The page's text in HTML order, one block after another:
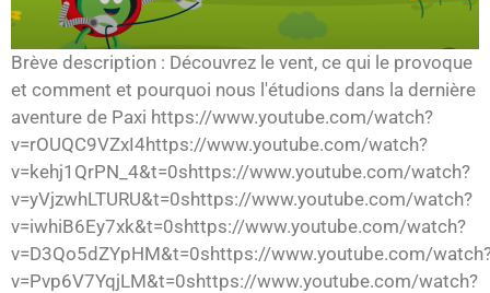
Brève description : Découvrez le vent, ce qui le provoque
et comment et pourquoi nous l'étudions dans la dernière
aventure de Paxi https://www.youtube.com/watch?
v=rOUQC9VZxI4https://www.youtube.com/watch?
v=kehj1QrPN_4&t=0shttps://www.youtube.com/watch?
v=yVjzwhLTURU&t=0shttps://www.youtube.com/watch?
v=iwhiB6Ey7xk&t=0shttps://www.youtube.com/watch?
v=D3Qo5dZYpHM&t=0shttps://www.youtube.com/
v=Pvp6V7YqjLM&t=0shttps://www.youtube.com/watch?